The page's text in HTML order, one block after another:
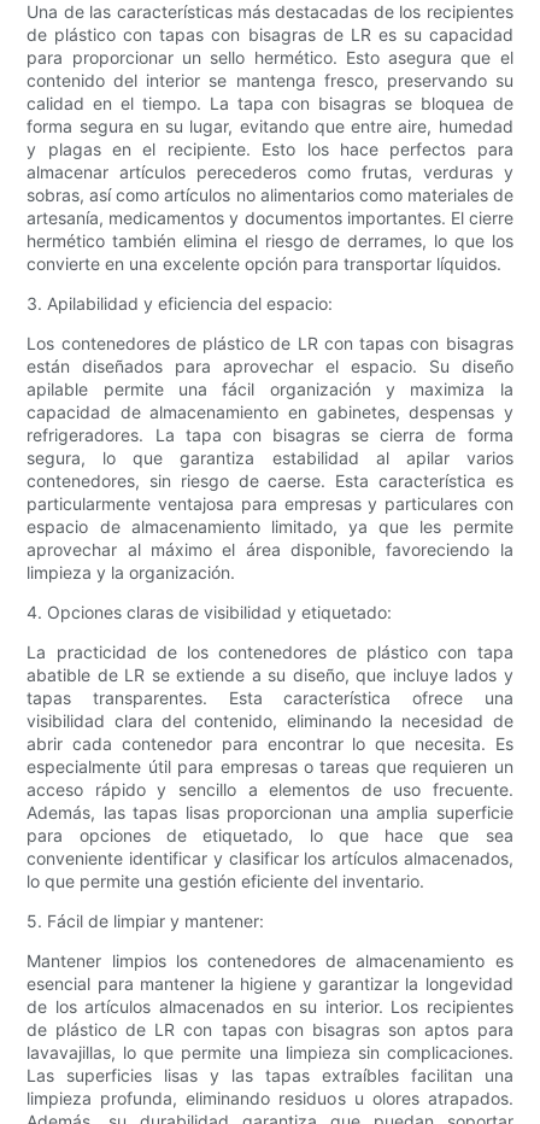
Una de las características más destacadas de los recipientes
de plástico con tapas con bisagras de LR es su capacidad
para proporcionar un sello hermético. Esto asegura que el
contenido del interior se mantenga fresco, preservando su
calidad en el tiempo. La tapa con bisagras se bloquea de
forma segura en su lugar, evitando que entre aire, humedad
y plagas en el recipiente. Esto los hace perfectos para
almacenar artículos perecederos como frutas, verduras y
sobras, así como artículos no alimentarios como materiales de
artesanía, medicamentos y documentos importantes. El cierre
hermético también elimina el riesgo de derrames, lo que los
convierte en una excelente opción para transportar líquidos.
3. Apilabilidad y eficiencia del espacio:
Los contenedores de plástico de LR con tapas con bisagras
están diseñados para aprovechar el espacio. Su diseño
apilable permite una fácil organización y maximiza la
capacidad de almacenamiento en gabinetes, despensas y
refrigeradores. La tapa con bisagras se cierra de forma
segura, lo que garantiza estabilidad al apilar varios
contenedores, sin riesgo de caerse. Esta característica es
particularmente ventajosa para empresas y particulares con
espacio de almacenamiento limitado, ya que les permite
aprovechar al máximo el área disponible, favoreciendo la
limpieza y la organización.
4. Opciones claras de visibilidad y etiquetado:
La practicidad de los contenedores de plástico con tapa
abatible de LR se extiende a su diseño, que incluye lados y
tapas transparentes. Esta característica ofrece una
visibilidad clara del contenido, eliminando la necesidad de
abrir cada contenedor para encontrar lo que necesita. Es
especialmente útil para empresas o tareas que requieren un
acceso rápido y sencillo a elementos de uso frecuente.
Además, las tapas lisas proporcionan una amplia superficie
para opciones de etiquetado, lo que hace que sea
conveniente identificar y clasificar los artículos almacenados,
lo que permite una gestión eficiente del inventario.
5. Fácil de limpiar y mantener:
Mantener limpios los contenedores de almacenamiento es
esencial para mantener la higiene y garantizar la longevidad
de los artículos almacenados en su interior. Los recipientes
de plástico de LR con tapas con bisagras son aptos para
lavavajillas, lo que permite una limpieza sin complicaciones.
Las superficies lisas y las tapas extraíbles facilitan una
limpieza profunda, eliminando residuos u olores atrapados.